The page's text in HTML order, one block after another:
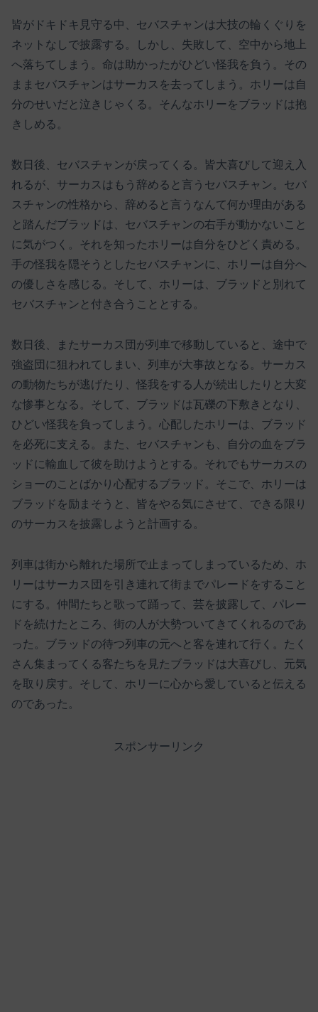
皆がドキドキ見守る中、セバスチャンは大技の輪くぐりを
ネットなしで披露する。しかし、失敗して、空中から地上
へ落ちてしまう。命は助かったがひどい怪我を負う。その
ままセバスチャンはサーカスを去ってしまう。ホリーは自
分のせいだと泣きじゃくる。そんなホリーをブラッドは抱
きしめる。
数日後、セバスチャンが戻ってくる。皆大喜びして迎え入
れるが、サーカスはもう辞めると言うセバスチャン。セバ
スチャンの性格から、辞めると言うなんて何か理由がある
と踏んだブラッドは、セバスチャンの右手が動かないこと
に気がつく。それを知ったホリーは自分をひどく責める。
手の怪我を隠そうとしたセバスチャンに、ホリーは自分へ
の優しさを感じる。そして、ホリーは、ブラッドと別れて
セバスチャンと付き合うこととする。
数日後、またサーカス団が列車で移動していると、途中で
強盗団に狙われてしまい、列車が大事故となる。サーカス
の動物たちが逃げたり、怪我をする人が続出したりと大変
な惨事となる。そして、ブラッドは瓦礫の下敷きとなり、
ひどい怪我を負ってしまう。心配したホリーは、ブラッド
を必死に支える。また、セバスチャンも、自分の血をブラ
ッドに輸血して彼を助けようとする。それでもサーカスの
ショーのことばかり心配するブラッド。そこで、ホリーは
ブラッドを励まそうと、皆をやる気にさせて、できる限り
のサーカスを披露しようと計画する。
列車は街から離れた場所で止まってしまっているため、ホ
リーはサーカス団を引き連れて街までパレードをすること
にする。仲間たちと歌って踊って、芸を披露して、パレー
ドを続けたところ、街の人が大勢ついてきてくれるのであ
った。ブラッドの待つ列車の元へと客を連れて行く。たく
さん集まってくる客たちを見たブラッドは大喜びし、元気
を取り戻す。そして、ホリーに心から愛していると伝える
のであった。
スポンサーリンク